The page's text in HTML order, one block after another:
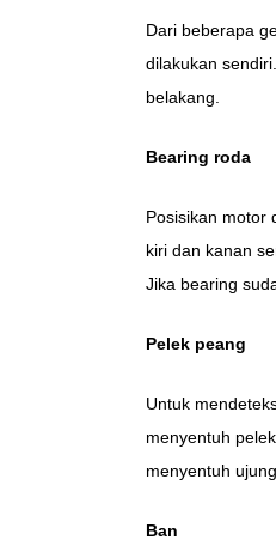
Dari beberapa
dilakukan
belakang.
Bearing roda
Posisikan motor
kiri dan kanan
Jika bearing
Pelek peang
Untuk
menyentuh
menyentuh
Ban